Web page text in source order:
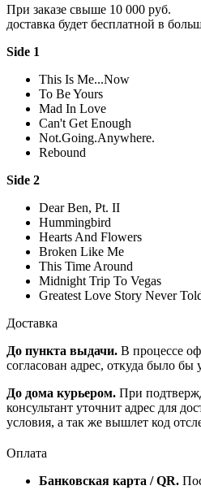
При заказе свыше 10 000 руб.
доставка будет бесплатной в
Side 1
This Is Me...Now
To Be Yours
Mad In Love
Can't Get Enough
Not.Going.Anywhere.
Rebound
Side 2
Dear Ben, Pt. II
Hummingbird
Hearts And Flowers
Broken Like Me
This Time Around
Midnight Trip To Vegas
Greatest Love Story Never
Доставка
До пункта выдачи. В процессе
согласован адрес, откуда было бы
До дома курьером. При
консультант уточнит адрес для
условия, а так же вышлет код
Оплата
Банковская карта / QR.